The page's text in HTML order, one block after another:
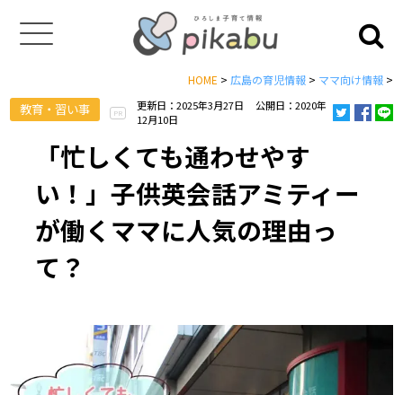
HOME > 広島の育児情報> ママ向け情報>
教育・習い事 PR
更新日：2025年3月27日
公開日：2020年
12月10日
「忙しくても通わせやす
い！」子供英会話アミティー
が働くママに人気の理由っ
て？